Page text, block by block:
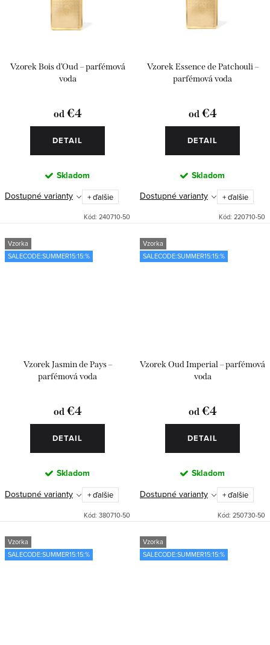
Vzorek Bois d’Oud – parfémová
voda
od €4
DETAIL
Skladom
Dostupné varianty + ďalšie
Kód: 240710-50
Vzorek Essence de Patchouli –
parfémová voda
od €4
DETAIL
Skladom
Dostupné varianty + ďalšie
Kód: 220710-50
Vzorka
SALECODE:SUMMER15:15:%
Vzorek Jasmin de Pays –
parfémová voda
od€4
DETAIL
Skladom
Dostupné varianty + ďalšie
Kód: 380710-50
Vzorka
SALECODE:SUMMER15:15:%
Vzorek Oud Imperial – parfémová
voda
od€4
DETAIL
Skladom
Dostupné varianty + ďalšie
Kód: 250730-50
Vzorka
SALECODE:SUMMER15:15:%
Vzorka
SALECODE:SUMMER15:15:%